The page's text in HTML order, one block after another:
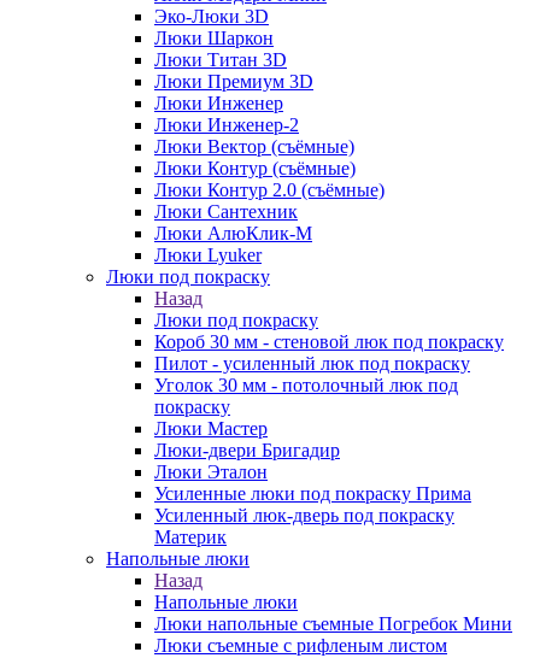
Эко-Люки 3D
Люки Шаркон
Люки Титан 3D
Люки Премиум 3D
Люки Инженер
Люки Инженер-2
Люки Вектор (съёмные)
Люки Контур (съёмные)
Люки Контур 2.0 (съёмные)
Люки Сантехник
Люки АлюКлик-М
Люки Lyuker
Люки под покраску
Назад
Люки под покраску
Короб 30 мм - стеновой люк под покраску
Пилот - усиленный люк под покраску
Уголок 30 мм - потолочный люк под
покраску
Люки Мастер
Люки-двери Бригадир
Люки Эталон
Усиленные люки под покраску Прима
Усиленный люк-дверь под покраску
Материк
Напольные люки
Назад
Напольные люки
Люки напольные съемные Погребок Мини
Люки съемные с рифленым листом